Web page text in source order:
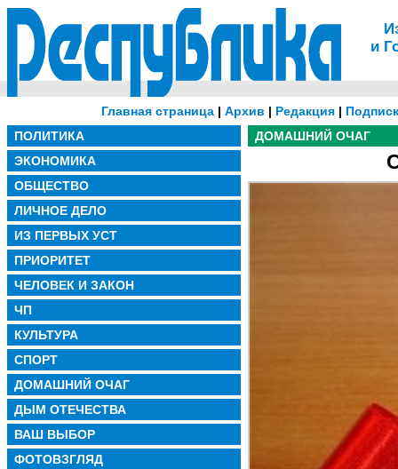
и
Главная страница| Архив | Редакция|
ПОЛИТИКА
ЭКОНОМИКА
ОБЩЕСТВО
ЛИЧНОЕ ДЕЛО
ИЗ ПЕРВЫХ УСТ
ПРИОРИТЕТ
ЧЕЛОВЕК И ЗАКОН
ЧП
КУЛЬТУРА
СПОРТ
ДОМАШНИЙ ОЧАГ
ДЫМ ОТЕЧЕСТВА
ВАШ ВЫБОР
ФОТОВЗГЛЯД
ДОМАШНИЙ ОЧАГ